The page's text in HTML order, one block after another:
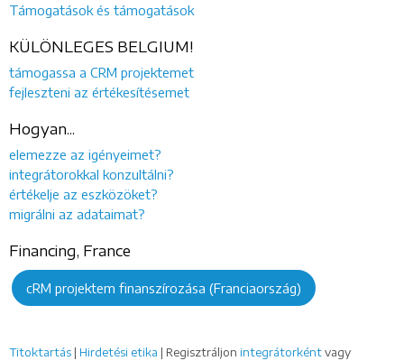
Támogatások és támogatások
KÜLÖNLEGES BELGIUM!
támogassa a CRM projektemet
fejleszteni az értékesítésemet
Hogyan...
elemezze az igényeimet?
integrátorokkal konzultálni?
értékelje az eszközöket?
migrálni az adataimat?
Financing, France
cRM projektem finanszírozása (Franciaország)
Titoktartás | Hirdetési etika | Regisztráljon integrátorként vagy